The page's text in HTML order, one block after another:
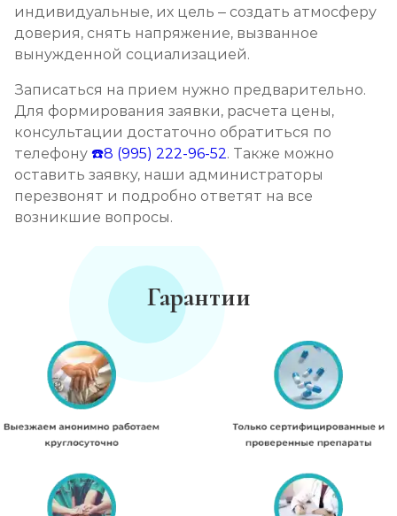
индивидуальные, их цель – создать атмосферу
доверия, снять напряжение, вызванное
вынужденной социализацией.
Записаться на прием нужно предварительно.
Для формирования заявки, расчета цены,
консультации достаточно обратиться по
телефону ☎️8 (995) 222-96-52. Также можно
оставить заявку, наши администраторы
перезвонят и подробно ответят на все
возникшие вопросы.
Гарантии